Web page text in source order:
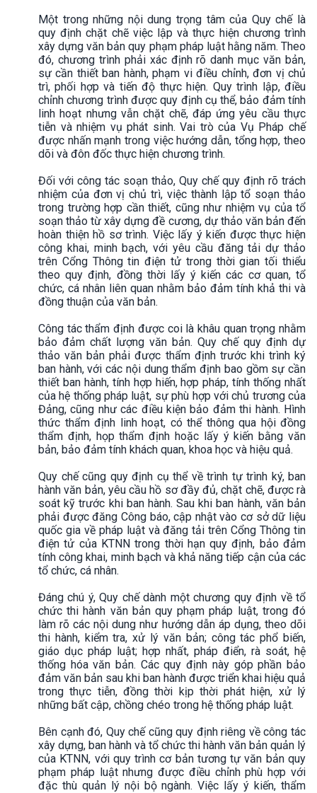
Một trong những nội dung trọng tâm của Quy chế là
quy định chặt chẽ việc lập và thực hiện chương trình
xây dựng văn bản quy phạm pháp luật hằng năm. Theo
đó, chương trình phải xác định rõ danh mục văn bản,
sự cần thiết ban hành, phạm vi điều chỉnh, đơn vị chủ
trì, phối hợp và tiến độ thực hiện. Quy trình lập, điều
chỉnh chương trình được quy định cụ thể, bảo đảm tính
linh hoạt nhưng vẫn chặt chẽ, đáp ứng yêu cầu thực
tiễn và nhiệm vụ phát sinh. Vai trò của Vụ Pháp chế
được nhấn mạnh trong việc hướng dẫn, tổng hợp, theo
dõi và đôn đốc thực hiện chương trình.
Đối với công tác soạn thảo, Quy chế quy định rõ trách
nhiệm của đơn vị chủ trì, việc thành lập tổ soạn thảo
trong trường hợp cần thiết, cũng như nhiệm vụ của tổ
soạn thảo từ xây dựng đề cương, dự thảo văn bản đến
hoàn thiện hồ sơ trình. Việc lấy ý kiến được thực hiện
công khai, minh bạch, với yêu cầu đăng tải dự thảo
trên Cổng Thông tin điện tử trong thời gian tối thiểu
theo quy định, đồng thời lấy ý kiến các cơ quan, tổ
chức, cá nhân liên quan nhằm bảo đảm tính khả thi và
đồng thuận của văn bản.
Công tác thẩm định được coi là khâu quan trọng nhằm
bảo đảm chất lượng văn bản. Quy chế quy định dự
thảo văn bản phải được thẩm định trước khi trình ký
ban hành, với các nội dung thẩm định bao gồm sự cần
thiết ban hành, tính hợp hiến, hợp pháp, tính thống nhất
của hệ thống pháp luật, sự phù hợp với chủ trương của
Đảng, cũng như các điều kiện bảo đảm thi hành. Hình
thức thẩm định linh hoạt, có thể thông qua hội đồng
thẩm định, họp thẩm định hoặc lấy ý kiến bằng văn
bản, bảo đảm tính khách quan, khoa học và hiệu quả.
Quy chế cũng quy định cụ thể về trình tự trình ký, ban
hành văn bản, yêu cầu hồ sơ đầy đủ, chặt chẽ, được rà
soát kỹ trước khi ban hành. Sau khi ban hành, văn bản
phải được đăng Công báo, cập nhật vào cơ sở dữ liệu
quốc gia về pháp luật và đăng tải trên Cổng Thông tin
điện tử của KTNN trong thời hạn quy định, bảo đảm
tính công khai, minh bạch và khả năng tiếp cận của các
tổ chức, cá nhân.
Đáng chú ý, Quy chế dành một chương quy định về tổ
chức thi hành văn bản quy phạm pháp luật, trong đó
làm rõ các nội dung như hướng dẫn áp dụng, theo dõi
thi hành, kiểm tra, xử lý văn bản; công tác phổ biến,
giáo dục pháp luật; hợp nhất, pháp điển, rà soát, hệ
thống hóa văn bản. Các quy định này góp phần bảo
đảm văn bản sau khi ban hành được triển khai hiệu quả
trong thực tiễn, đồng thời kịp thời phát hiện, xử lý
những bất cập, chồng chéo trong hệ thống pháp luật.
Bên cạnh đó, Quy chế cũng quy định riêng về công tác
xây dựng, ban hành và tổ chức thi hành văn bản quản lý
của KTNN, với quy trình cơ bản tương tự văn bản quy
phạm pháp luật nhưng được điều chỉnh phù hợp với
đặc thù quản lý nội bộ ngành. Việc lấy ý kiến, thẩm